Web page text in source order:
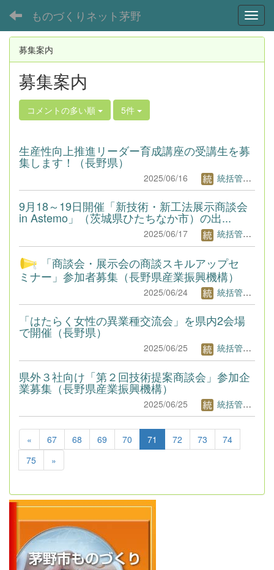
ものづくりネット茅野
募集案内
募集案内
コメントの多い順 5件
生産性向上推進リーダー育成講座の受講生を募
集します！（長野県）
2025/06/16 統括管理者1
9月18～19日開催「新技術・新工法展示商談会
in Astemo」（茨城県ひたちなか市）の出...
2025/06/17 統括管理者1
「商談会・展示会の商談スキルアップセ
ミナー」参加者募集（長野県産業振興機構）
2025/06/24 統括管理者1
「はたらく女性の異業種交流会」を県内2会場
で開催（長野県）
2025/06/25 統括管理者1
県外３社向け「第２回技術提案商談会」参加企
業募集（長野県産業振興機構）
2025/06/25 統括管理者1
« 67 68 69 70 71 72 73
74
75
»